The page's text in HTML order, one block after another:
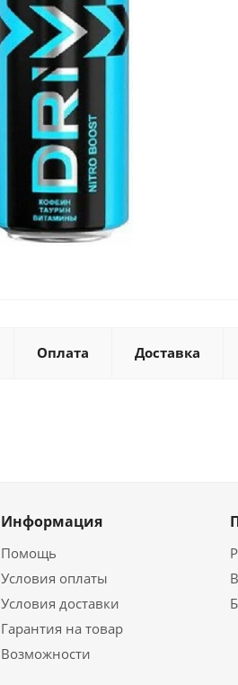
Оплата Доставка
Информация
Помощь
Условия оплаты
Условия доставки
Гарантия на товар
Возможности